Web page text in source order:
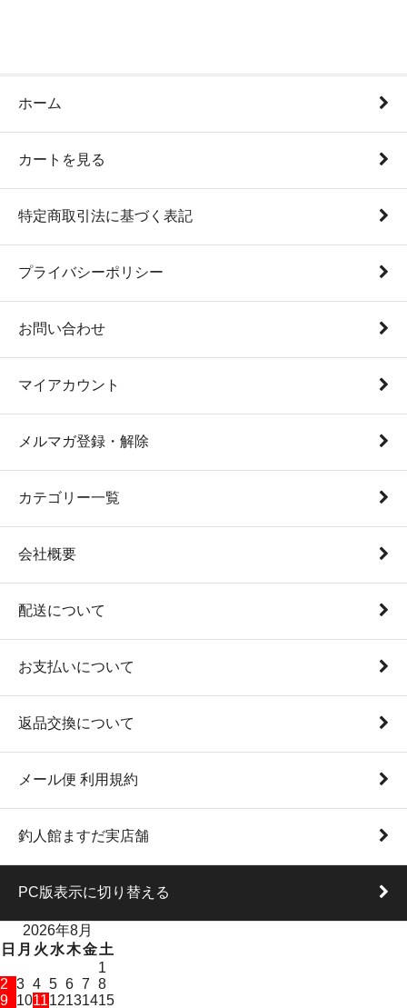
ホーム
カートを見る
特定商取引法に基づく表記
プライバシーポリシー
お問い合わせ
マイアカウント
メルマガ登録・解除
カテゴリー一覧
会社概要
配送について
お支払いについて
返品交換について
メール便 利用規約
釣人館ますだ実店舗
PC版表示に切り替える
2026年8月
日 月 火水木金土
1
2 3 4 5 6 7 8
9 101112131415